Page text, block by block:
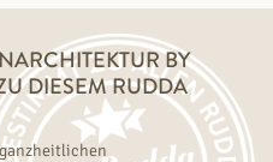
BY
DIESEM RUDDA